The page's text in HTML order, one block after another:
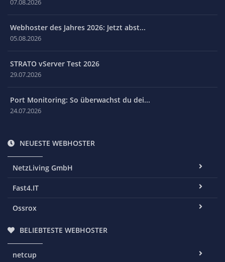
07.08.2026
Webhoster des Jahres 2026: Jetzt abst...
05.08.2026
STRATO vServer Test 2026
29.07.2026
Port Monitoring: So überwachst du dei...
24.07.2026
NEUESTE WEBHOSTER
NetzLiving GmbH
Fast4.IT
Ossrox
BELIEBTESTE WEBHOSTER
netcup